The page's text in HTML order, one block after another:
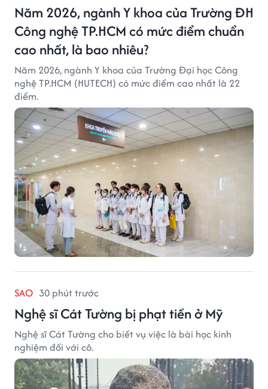
Năm 2026, ngành Y khoa của Trường ĐH
Công nghệ TP.HCM có mức điểm chuẩn
cao nhất, là bao nhiêu?
Năm 2026, ngành Y khoa của Trường Đại học Công
nghệ TP.HCM (HUTECH) có mức điểm cao nhất là 22
điểm.
SAO 30 phút trước
Nghệ sĩ Cát Tường bị phạt tiền ở Mỹ
Nghệ sĩ Cát Tường cho biết vụ việc là bài học kinh
nghiệm đối với cô.